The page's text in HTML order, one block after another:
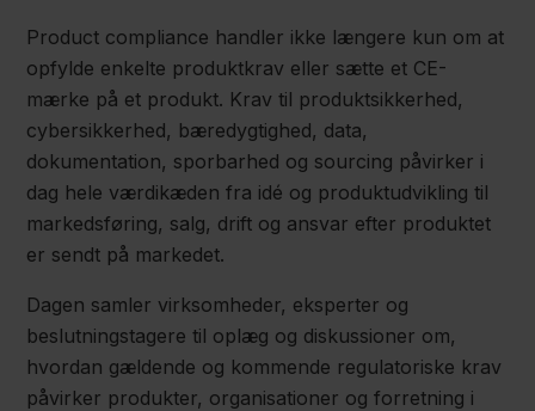
Product compliance handler ikke længere kun om at
opfylde enkelte produktkrav eller sætte et CE-
mærke på et produkt. Krav til produktsikkerhed,
cybersikkerhed, bæredygtighed, data,
dokumentation, sporbarhed og sourcing påvirker i
dag hele værdikæden fra idé og produktudvikling til
markedsføring, salg, drift og ansvar efter produktet
er sendt på markedet.
Dagen samler virksomheder, eksperter og
beslutningstagere til oplæg og diskussioner om,
hvordan gældende og kommende regulatoriske krav
påvirker produkter, organisationer og forretning i